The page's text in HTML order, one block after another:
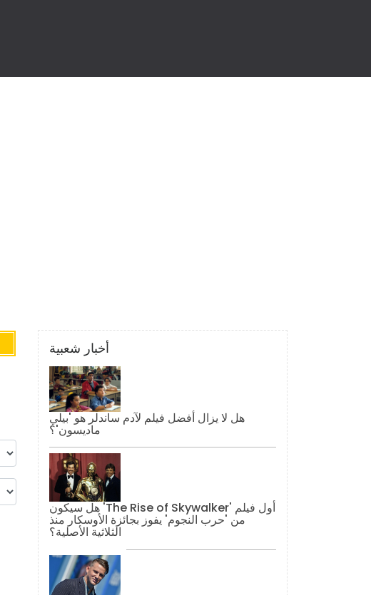
أخبار شعبية
هل لا يزال أفضل فيلم لآدم ساندلر هو 'بيلي
ماديسون'؟
هل سيكون 'The Rise of Skywalker' أول فيلم
من 'حرب النجوم' يفوز بجائزة الأوسكار منذ
الثلاثية الأصلية؟